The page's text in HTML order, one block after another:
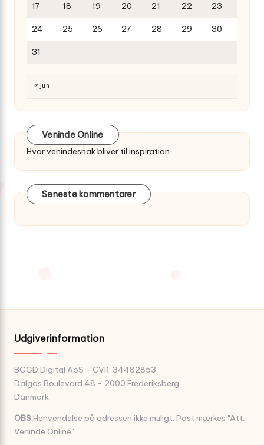
17 18 19 20 21 22 23
24 25 26 27 28 29 30
31
« jun
Veninde Online
Hvor venindesnak bliver til inspiration
Seneste kommentarer
Udgiverinformation
BGGD Digital ApS - CVR: 34482853
Dalgas Boulevard 48 - 2000 Frederiksberg
Danmark
OBS:Henvendelse på adressen ikke muligt. Post mærkes "Att:
Veninde Online"